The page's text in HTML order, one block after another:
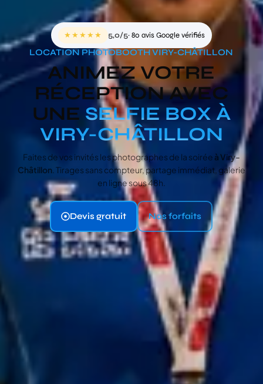
★★★★★ 5,0/5· 80 avis Google vérifiés
LOCATION PHOTOBOOTH VIRY-CHÂTILLON
ANIMEZ VOTRE
RÉCEPTION AVEC
UNE SELFIE BOX À
VIRY-CHÂTILLON
Faites de vos invités les photographes de la soirée à Viry-
Châtillon. Tirages sans compteur, partage immédiat, galerie
en ligne sous 48h.
Devis gratuit Nos forfaits